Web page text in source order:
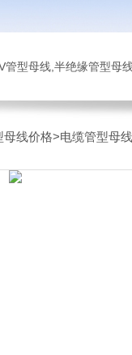
型母线,半绝缘管型母
母线价格>电缆管型母